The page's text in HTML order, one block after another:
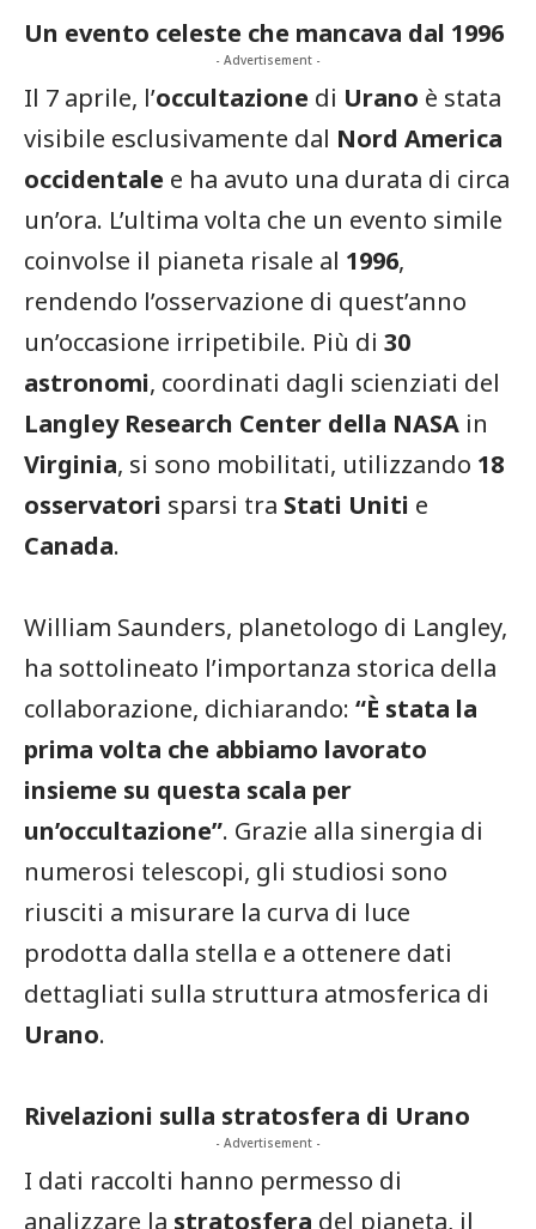
Un evento celeste che mancava dal 1996
- Advertisement -
Il 7 aprile, l’occultazione di Urano è stata
visibile esclusivamente dal Nord America
occidentale e ha avuto una durata di circa
un’ora. L’ultima volta che un evento simile
coinvolse il pianeta risale al 1996,
rendendo l’osservazione di quest’anno
un’occasione irripetibile. Più di 30
astronomi, coordinati dagli scienziati del
Langley Research Center della NASA in
Virginia, si sono mobilitati, utilizzando 18
osservatori sparsi tra Stati Uniti e
Canada.
William Saunders, planetologo di Langley,
ha sottolineato l’importanza storica della
collaborazione, dichiarando: “È stata la
prima volta che abbiamo lavorato
insieme su questa scala per
un’occultazione”. Grazie alla sinergia di
numerosi telescopi, gli studiosi sono
riusciti a misurare la curva di luce
prodotta dalla stella e a ottenere dati
dettagliati sulla struttura atmosferica di
Urano.
Rivelazioni sulla stratosfera di Urano
- Advertisement -
I dati raccolti hanno permesso di
analizzare la stratosfera del pianeta, il